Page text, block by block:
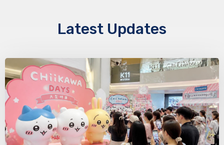
Latest Updates